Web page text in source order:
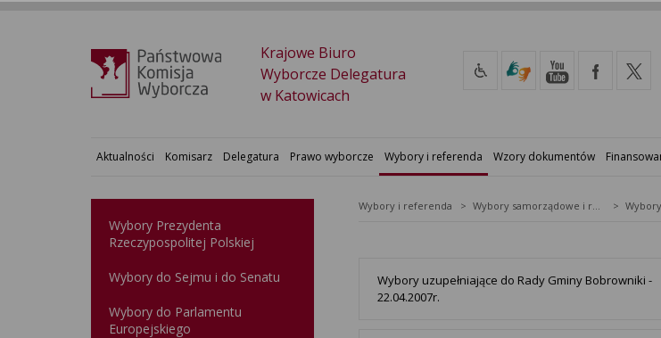
Krajowe Biuro
Wyborcze Delegatura
w Katowicach
Aktualności Komisarz Delegatura Prawo wyborcze Wybory i referenda Wzory dokumentów
Wybory Prezydenta
Rzeczypospolitej Polskiej
Wybory do Sejmu i do Senatu
Wybory do Parlamentu
Europejskiego
Wybory i referenda Wybory samorządowe i referenda lokalne
Wybory uzupełniające do Rady Gminy Bobrowniki -
22.04.2007r.